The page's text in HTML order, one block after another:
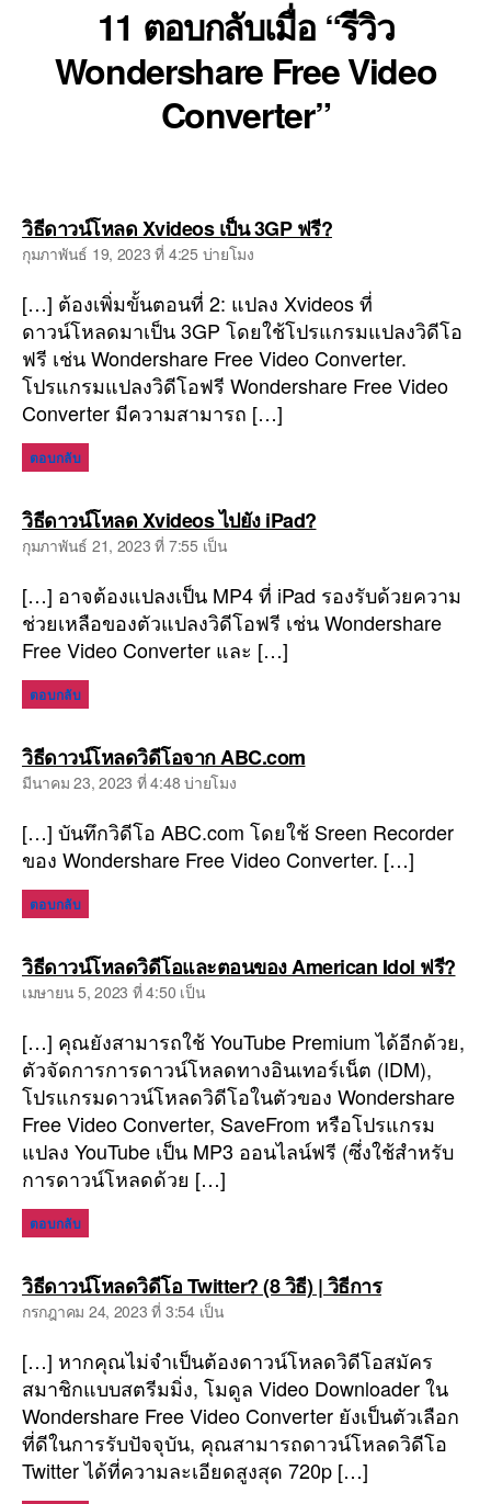
11 ตอบกลับเมื่อ “รีวิว
Wondershare Free Video
Converter”
วิธีดาวน์โหลด Xvideos เป็น 3GP ฟรี?พูด
กุมภาพันธ์ 19, 2023 ที่ 4:25 บ่ายโมง
[…] ต้องเพิ่มขั้นตอนที่ 2: แปลง Xvideos ที่
ดาวน์โหลดมาเป็น 3GP โดยใช้โปรแกรมแปลงวิดีโอ
ฟรี เช่น Wondershare Free Video Converter.
โปรแกรมแปลงวิดีโอฟรี Wondershare Free Video
Converter มีความสามารถ […]
ตอบกลับ
วิธีดาวน์โหลด Xvideos ไปยัง iPad?พูด
กุมภาพันธ์ 21, 2023 ที่ 7:55 เป็น
[…] อาจต้องแปลงเป็น MP4 ที่ iPad รองรับด้วยความ
ช่วยเหลือของตัวแปลงวิดีโอฟรี เช่น Wondershare
Free Video Converter และ […]
ตอบกลับ
วิธีดาวน์โหลดวิดีโอจาก ABC.comพูด
มีนาคม 23, 2023 ที่ 4:48 บ่ายโมง
[…] บันทึกวิดีโอ ABC.com โดยใช้ Sreen Recorder
ของ Wondershare Free Video Converter. […]
ตอบกลับ
วิธีดาวน์โหลดวิดีโอและตอนของ American Idol ฟรี?พูด
เมษายน 5, 2023 ที่ 4:50 เป็น
[…] คุณยังสามารถใช้ YouTube Premium ได้อีกด้วย,
ตัวจัดการการดาวน์โหลดทางอินเทอร์เน็ต (IDM),
โปรแกรมดาวน์โหลดวิดีโอในตัวของ Wondershare
Free Video Converter, SaveFrom หรือโปรแกรม
แปลง YouTube เป็น MP3 ออนไลน์ฟรี (ซึ่งใช้สำหรับ
การดาวน์โหลดด้วย […]
ตอบกลับ
วิธีดาวน์โหลดวิดีโอ Twitter? (8 วิธี) | วิธีการพูด
กรกฎาคม 24, 2023 ที่ 3:54 เป็น
[…] หากคุณไม่จำเป็นต้องดาวน์โหลดวิดีโอสมัคร
สมาชิกแบบสตรีมมิ่ง, โมดูล Video Downloader ใน
Wondershare Free Video Converter ยังเป็นตัวเลือก
ที่ดีในการรับปัจจุบัน, คุณสามารถดาวน์โหลดวิดีโอ
Twitter ได้ที่ความละเอียดสูงสุด 720p […]